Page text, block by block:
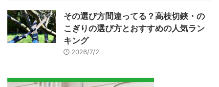
その選び方間違ってる？高枝切鋏・の
こぎりの選び方とおすすめの人気ラン
キング
2026/7/2